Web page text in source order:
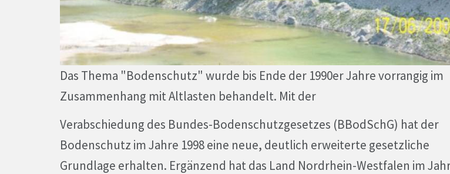
Das Thema "Bodenschutz" wurde bis Ende der 1990er Jahre vorrangig im
Zusammenhang mit Altlasten behandelt. Mit der
Verabschiedung des Bundes-Bodenschutzgesetzes (BBodSchG) hat der
Bodenschutz im Jahre 1998 eine neue, deutlich erweiterte gesetzliche
Grundlage erhalten. Ergänzend hat das Land Nordrhein-Westfalen im